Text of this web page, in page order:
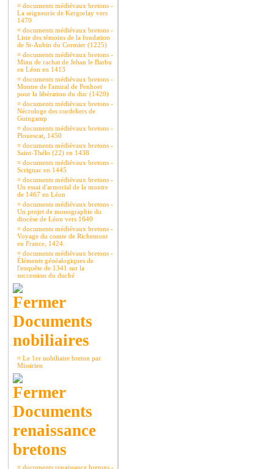
¤ documents médiévaux bretons -
La seigneurie de Kergorlay vers
1470
¤ documents médiévaux bretons -
Liste des témoins de la fondation
de St-Aubin du Cormier (1225)
¤ documents médiévaux bretons -
Minu de rachat de Jehan le Barbu
en Léon en 1413
¤ documents médiévaux bretons -
Montre de l'amiral de Penhoet
pour la libération du duc (1420)
¤ documents médiévaux bretons -
Nécrologe des cordeliers de
Guingamp
¤ documents médiévaux bretons -
Plouescat, 1450
¤ documents médiévaux bretons -
Saint-Thélo (22) en 1438
¤ documents médiévaux bretons -
Scrignac en 1445
¤ documents médiévaux bretons -
Un essai d'armorial de la montre
de 1467 en Léon
¤ documents médiévaux bretons -
Un projet de monographie du
diocèse de Léon vers 1640
¤ documents médiévaux bretons -
Voyage du comte de Richemont
en France, 1424.
¤ documents médiévaux bretons -
Éléments généalogiques de
l'enquête de 1341 sur la
succession du duché
Documents
nobiliaires
¤ Le 1er nobiliaire breton par
Missirien
Documents
renaissance
bretons
¤ documents renaissance bretons -